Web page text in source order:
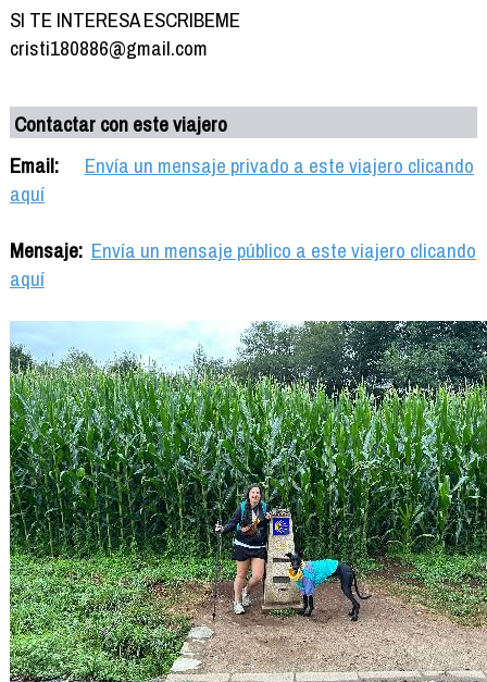
SI TE INTERESA ESCRIBEME
cristi180886@gmail.com
Contactar con este viajero
Email:
Envía un mensaje privado a este viajero clicando
aquí
Mensaje: Envía un mensaje público a este viajero clicando
aquí